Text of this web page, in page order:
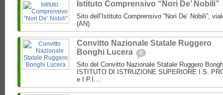
Istituto Comprensivo “Nori De’ Nobili”
Sito dell’Istituto Comprensivo “Nori De’ Nobili”,
(AN)
Convitto Nazionale Statale Ruggero
Bonghi Lucera
0
Sito del Convitto Nazionale Statale Ruggero
ISTITUTO DI ISTRUZIONE SUPERIORE I.S.
e I.P.I....